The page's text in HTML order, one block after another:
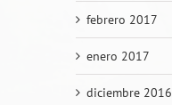
febrero 2017
enero 2017
diciembre 2016